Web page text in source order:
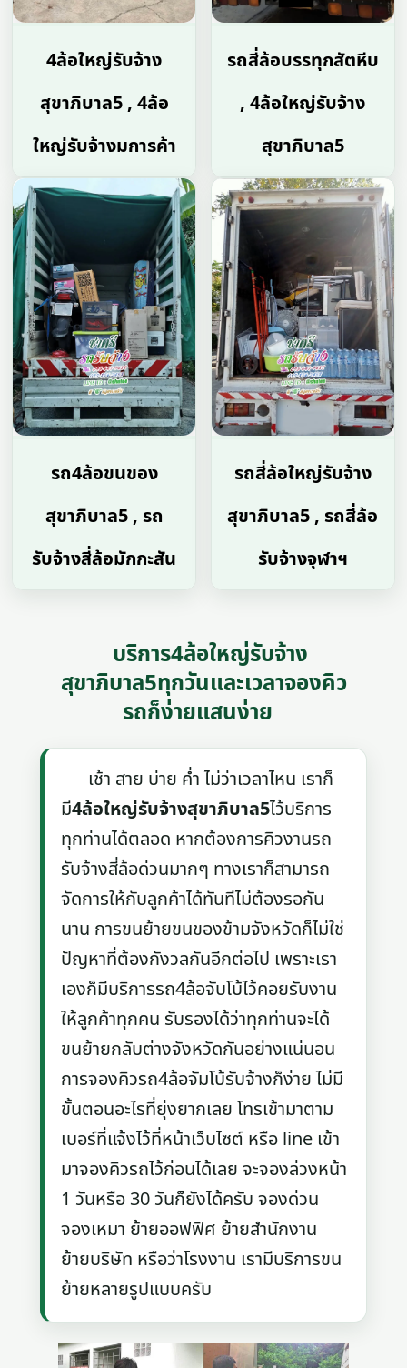
4ล้อใหญ่รับจ้าง
สุขาภิบาล5 , 4ล้อ
ใหญ่รับจ้างมการค้า
รถสี่ล้อบรรทุกสัตหีบ
, 4ล้อใหญ่รับจ้าง
สุขาภิบาล5
รถ4ล้อขนของ
สุขาภิบาล5 , รถ
รับจ้างสี่ล้อมักกะสัน
รถสี่ล้อใหญ่รับจ้าง
สุขาภิบาล5 , รถสี่ล้อ
รับจ้างจุฬาฯ
บริการ4ล้อใหญ่รับจ้าง
สุขาภิบาล5ทุกวันและเวลาจองคิว
รถก็ง่ายแสนง่าย
เช้า สาย บ่าย ค่ำ ไม่ว่าเวลาไหน เราก็
มี4ล้อใหญ่รับจ้างสุขาภิบาล5ไว้บริการ
ทุกท่านได้ตลอด หากต้องการคิวงานรถ
รับจ้างสี่ล้อด่วนมากๆ ทางเราก็สามารถ
จัดการให้กับลูกค้าได้ทันทีไม่ต้องรอกัน
นาน การขนย้ายขนของข้ามจังหวัดก็ไม่ใช่
ปัญหาที่ต้องกังวลกันอีกต่อไป เพราะเรา
เองก็มีบริการรถ4ล้อจับโบ้ไว้คอยรับงาน
ให้ลูกค้าทุกคน รับรองได้ว่าทุกท่านจะได้
ขนย้ายกลับต่างจังหวัดกันอย่างแน่นอน
การจองคิวรถ4ล้อจัมโบ้รับจ้างก็ง่าย ไม่มี
ขั้นตอนอะไรที่ยุ่งยากเลย โทรเข้ามาตาม
เบอร์ที่แจ้งไว้ที่หน้าเว็บไซต์ หรือ line เข้า
มาจองคิวรถไว้ก่อนได้เลย จะจองล่วงหน้า
1 วันหรือ 30 วันก็ยังได้ครับ จองด่วน
จองเหมา ย้ายออฟฟิศ ย้ายสำนักงาน
ย้ายบริษัท หรือว่าโรงงาน เรามีบริการขน
ย้ายหลายรูปแบบครับ